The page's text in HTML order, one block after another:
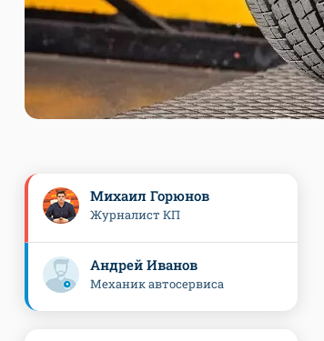
Михаил Горюнов
Журналист КП
Андрей Иванов
Механик автосервиса